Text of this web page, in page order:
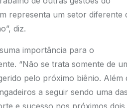
representa um setor diferente
diz.
importância para o
“Não se trata somente de
pelo próximo biênio. Além
a seguir sendo uma das
e sucesso nos próximos dois